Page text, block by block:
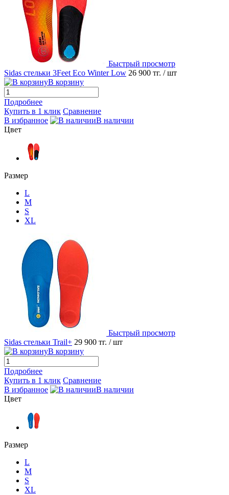
Быстрый просмотр
Sidas стельки 3Feet Eco Winter Low 26 900 тг. / шт
В корзину
Подробнее
Купить в 1 клик Сравнение
В избранное
В наличии
Цвет
Размер
L
M
S
XL
Быстрый просмотр
Sidas стельки Trail+ 29 900 тг. / шт
В корзину
Подробнее
Купить в 1 клик Сравнение
В избранное
В наличии
Цвет
Размер
L
M
S
XL